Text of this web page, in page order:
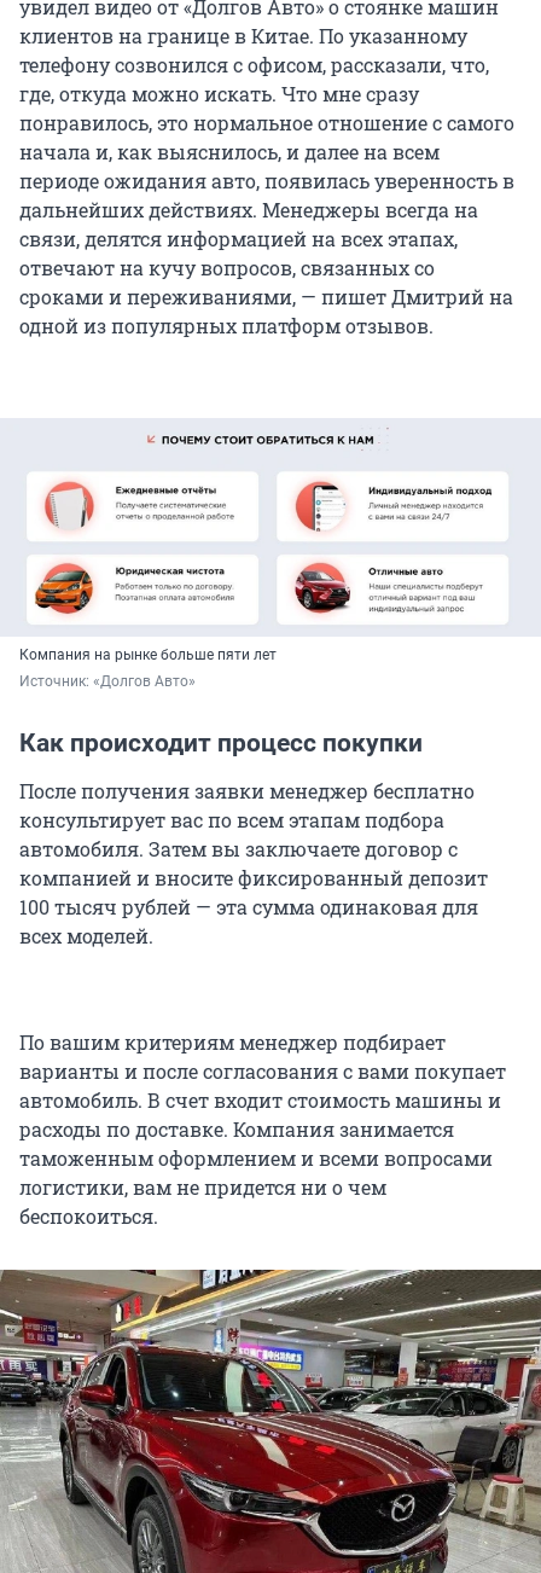
увидел видео от «Долгов Авто» о стоянке машин
клиентов на границе в Китае. По указанному
телефону созвонился с офисом, рассказали, что,
где, откуда можно искать. Что мне сразу
понравилось, это нормальное отношение с самого
начала и, как выяснилось, и далее на всем
периоде ожидания авто, появилась уверенность в
дальнейших действиях. Менеджеры всегда на
связи, делятся информацией на всех этапах,
отвечают на кучу вопросов, связанных со
сроками и переживаниями, — пишет Дмитрий на
одной из популярных платформ отзывов.
Компания на рынке больше пяти лет
Источник: «Долгов Авто»
Как происходит процесс покупки
После получения заявки менеджер бесплатно
консультирует вас по всем этапам подбора
автомобиля. Затем вы заключаете договор с
компанией и вносите фиксированный депозит
100 тысяч рублей — эта сумма одинаковая для
всех моделей.
По вашим критериям менеджер подбирает
варианты и после согласования с вами покупает
автомобиль. В счет входит стоимость машины и
расходы по доставке. Компания занимается
таможенным оформлением и всеми вопросами
логистики, вам не придется ни о чем
беспокоиться.